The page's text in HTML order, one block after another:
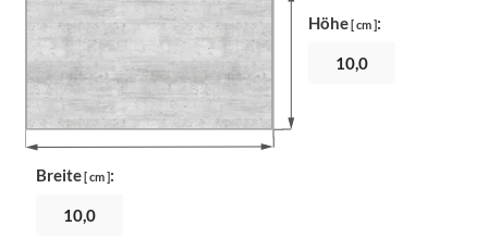
Breite[ cm ]:
Höhe[ cm ]: